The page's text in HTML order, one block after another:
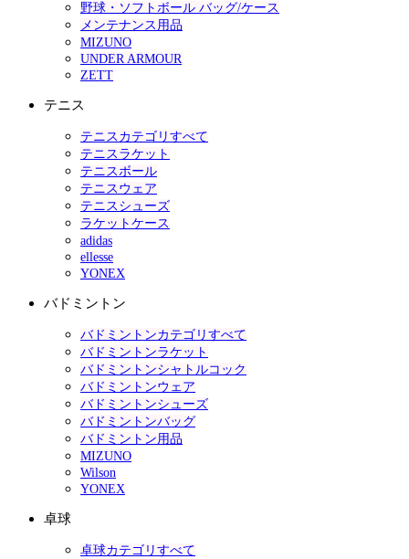
野球・ソフトボール バッグ/ケース
メンテナンス用品
MIZUNO
UNDER ARMOUR
ZETT
テニス
テニスカテゴリすべて
テニスラケット
テニスボール
テニスウェア
テニスシューズ
ラケットケース
adidas
ellesse
YONEX
バドミントン
バドミントンカテゴリすべて
バドミントンラケット
バドミントンシャトルコック
バドミントンウェア
バドミントンシューズ
バドミントンバッグ
バドミントン用品
MIZUNO
Wilson
YONEX
卓球
卓球カテゴリすべて